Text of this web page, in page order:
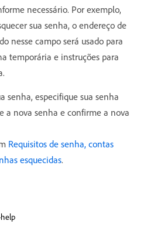
necessário. Por exemplo,
sua senha, o endereço de
nesse campo será usado para
temporária e instruções para
senha, especifique sua senha
a nova senha e confirme a nova
Requisitos de senha, contas
esquecidas.